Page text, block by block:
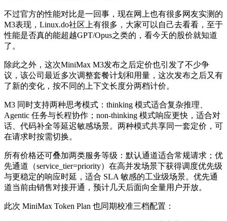
不过官方的性能对比是一回事，现在网上也有很多网友实测的
M3表现，Linux.do社区上有很多，大家可以自己去看看，至于
性能是否真的能超越GPT/Opus之类的，看今天的股价就知道
了。
除此之外，这次MiniMax M3发布之后定价也引发了不少争
议，该公司最近多次调整套餐计划和用量，这次发布之后又有
了新的变化，按不同的上下文长度分两档计价。
M3 同时支持两种思考模式：thinking 模式适合复杂推理、
Agentic 任务与长程协作；non-thinking 模式响应更快，适合对
话、代码补全等延迟敏感场景。两种模式共享同一套定价，可
在请求时按需切换。
所有价格还可叠加两类服务等级：默认通道适合常规请求；优
先通道（service_tier=priority）在高并发场景下获得调度优先级
与更稳定的响应时延，适合 SLA 敏感的工业级场景。优先通
道当前由销售对接开通，预计几天后面向全量用户开放。
此次 MiniMax Token Plan 也同期校准三档配置：